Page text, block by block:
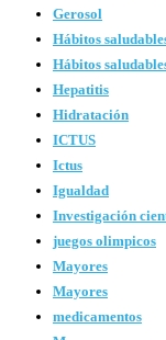
Gerosol
Hábitos
Hábitos
Hepatitis
Hidratación
ICTUS
Ictus
Igualdad
Investigación
juegos olimpicos
Mayores
Mayores
medicamentos